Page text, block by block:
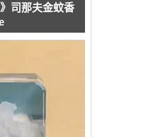
司那夫金蚊香